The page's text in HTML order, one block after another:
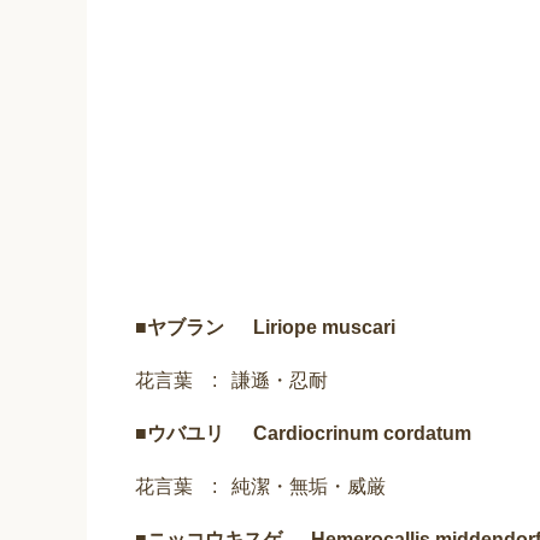
■ヤブラン Liriope muscari
花言葉 : 謙遜・忍耐
■ウバユリ Cardiocrinum cordatum
花言葉 : 純潔・無垢・威厳